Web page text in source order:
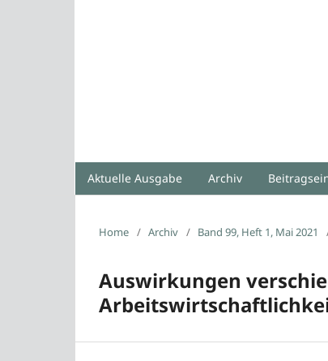
Aktuelle Ausgabe Archiv
Home / Archiv / Band 99, Heft 1, Mai 2021
Auswirkungen